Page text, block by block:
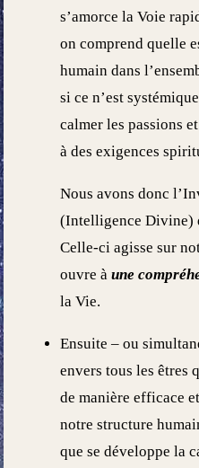
s’amorce la Voie
on comprend quelle
humain dans
si ce n’est
calmer les passions
à des exigences
Nous avons donc
(Intelligence Divine)
Celle-ci agisse sur
ouvre à une
la Vie.
Ensuite – ou
envers tous les êtres
de manière efficace
notre structure
que se développe la